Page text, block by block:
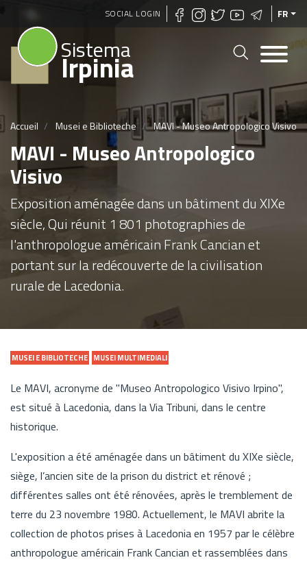
Aller
au
SOCIAL LOGIN FR
Sistema
Irpinia
Accueil Musei e Biblioteche MAVI - Museo Antropologico Visivo
MAVI - Museo Antropologico
Visivo
Exposition aménagée dans un bâtiment du XIXe
siècle, Qui réunit 1 801 photographies de
l'anthropologue américain Frank Cancian et
portant sur la redécouverte de la civilisation
rurale de Lacedonia.
MUSEI E BIBLIOTECHE MUSEI MULTIMEDIALI
Le MAVI, acronyme de "Museo Antropologico Visivo Irpino",
est situé à Lacedonia, dans la Via Tribuni, dans le centre
historique.
L'exposition a été aménagée dans un bâtiment du XIXe siècle,
siège, l’ancien site de la prison du district et rénové ;
différentes salles ont été rénovées, après le tremblement de
terre du 23 novembre 1980. Actuellement, le MAVI abrite la
collection de photos prises à Lacedonia en 1957 par le célèbre
anthropologue américain Frank Cancian et rassemblées dans